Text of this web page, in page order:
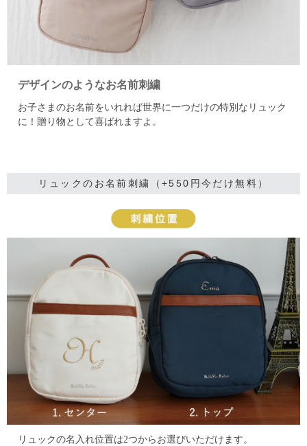
デザインのようなお名前刺繍
お子さまのお名前をいれれば世界に一つだけの特別なリュック
に！贈り物として喜ばれますよ。
リュックのお名前刺繍（+550円今だけ無料）
リュックの名入れ位置は2つからお選びいただけます。